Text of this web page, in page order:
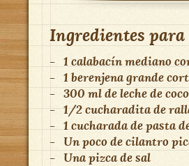
Ingredientes para
- 1 calabacín mediano
- 1 berenjena grande
- 300 ml de leche de coco
- 1/2 cucharadita de
- 1 cucharada de pasta
- Un poco de cilantro
- Una pizca de sal